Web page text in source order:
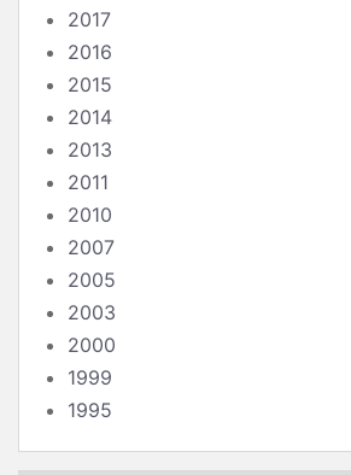
2017
2016
2015
2014
2013
2011
2010
2007
2005
2003
2000
1999
1995